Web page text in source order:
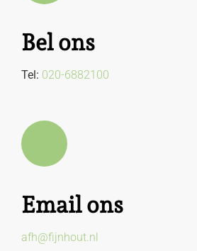
Bel ons
Tel: 020-6882100
Email ons
afh@fijnhout.nl